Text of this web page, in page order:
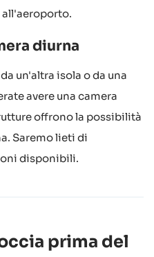
all'aeroporto.
diurna
un'altra isola o da una
avere una camera
offrono la possibilità
Saremo lieti di
disponibili.
prima del